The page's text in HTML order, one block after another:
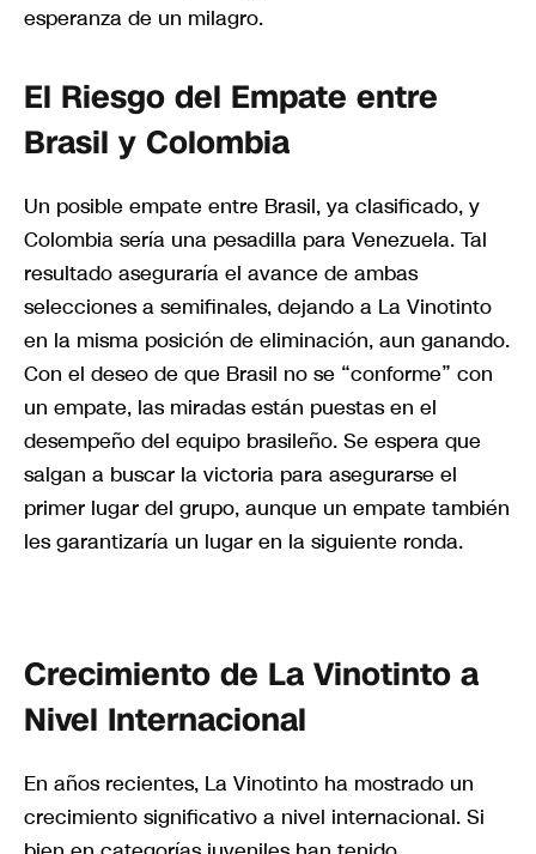
esperanza de un milagro.
El Riesgo del Empate entre
Brasil y Colombia
Un posible empate entre Brasil, ya clasificado, y
Colombia sería una pesadilla para Venezuela. Tal
resultado aseguraría el avance de ambas
selecciones a semifinales, dejando a La Vinotinto
en la misma posición de eliminación, aun ganando.
Con el deseo de que Brasil no se “conforme” con
un empate, las miradas están puestas en el
desempeño del equipo brasileño. Se espera que
salgan a buscar la victoria para asegurarse el
primer lugar del grupo, aunque un empate también
les garantizaría un lugar en la siguiente ronda.
Crecimiento de La Vinotinto a
Nivel Internacional
En años recientes, La Vinotinto ha mostrado un
crecimiento significativo a nivel internacional. Si